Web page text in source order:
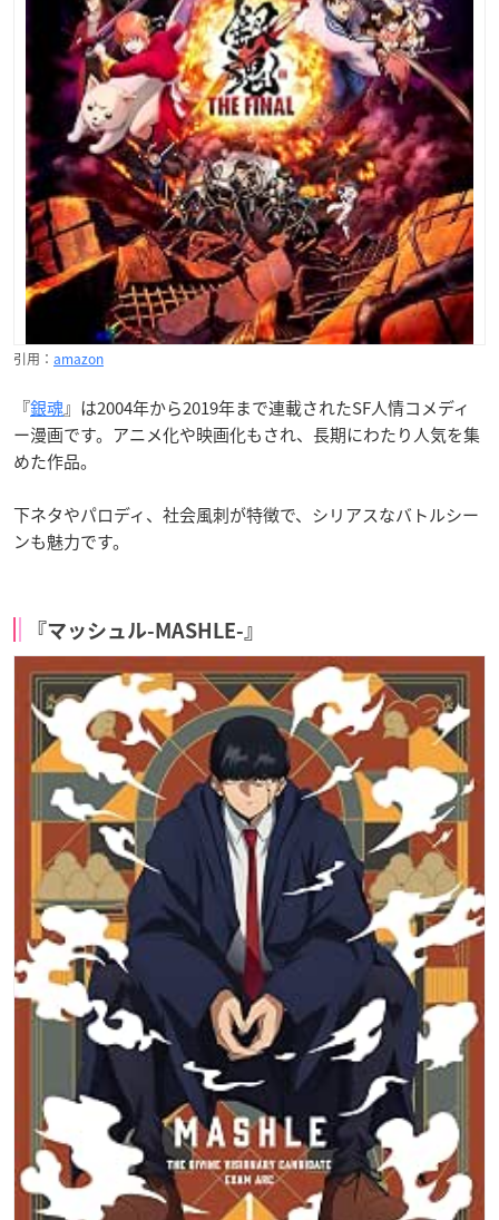
引用： amazon
『銀魂』は2004年から2019年まで連載されたSF人情コメディ
ー漫画です。アニメ化や映画化もされ、長期にわたり人気を集
めた作品。
下ネタやパロディ、社会風刺が特徴で、シリアスなバトルシー
ンも魅力です。
『マッシュル-MASHLE-』